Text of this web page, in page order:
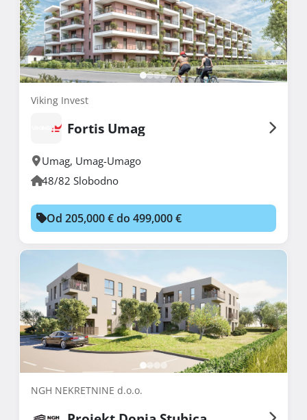
Viking Invest
Fortis Umag
Umag, Umag-Umago
48/82 Slobodno
Od 205,000 € do 499,000 €
NGH NEKRETNINE d.o.o.